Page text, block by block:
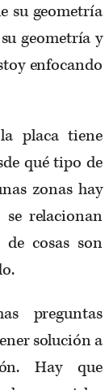
su geometría
geometría y
enfocando
placa tiene
qué tipo de
zonas hay
se relacionan
cosas son
preguntas
solución a
Hay que